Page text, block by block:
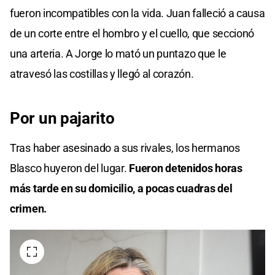
fueron incompatibles con la vida. Juan falleció a causa
de un corte entre el hombro y el cuello, que seccionó
una arteria. A Jorge lo mató un puntazo que le
atravesó las costillas y llegó al corazón.
Por un pajarito
Tras haber asesinado a sus rivales, los hermanos
Blasco huyeron del lugar. Fueron detenidos horas
más tarde en su domicilio, a pocas cuadras del
crimen.